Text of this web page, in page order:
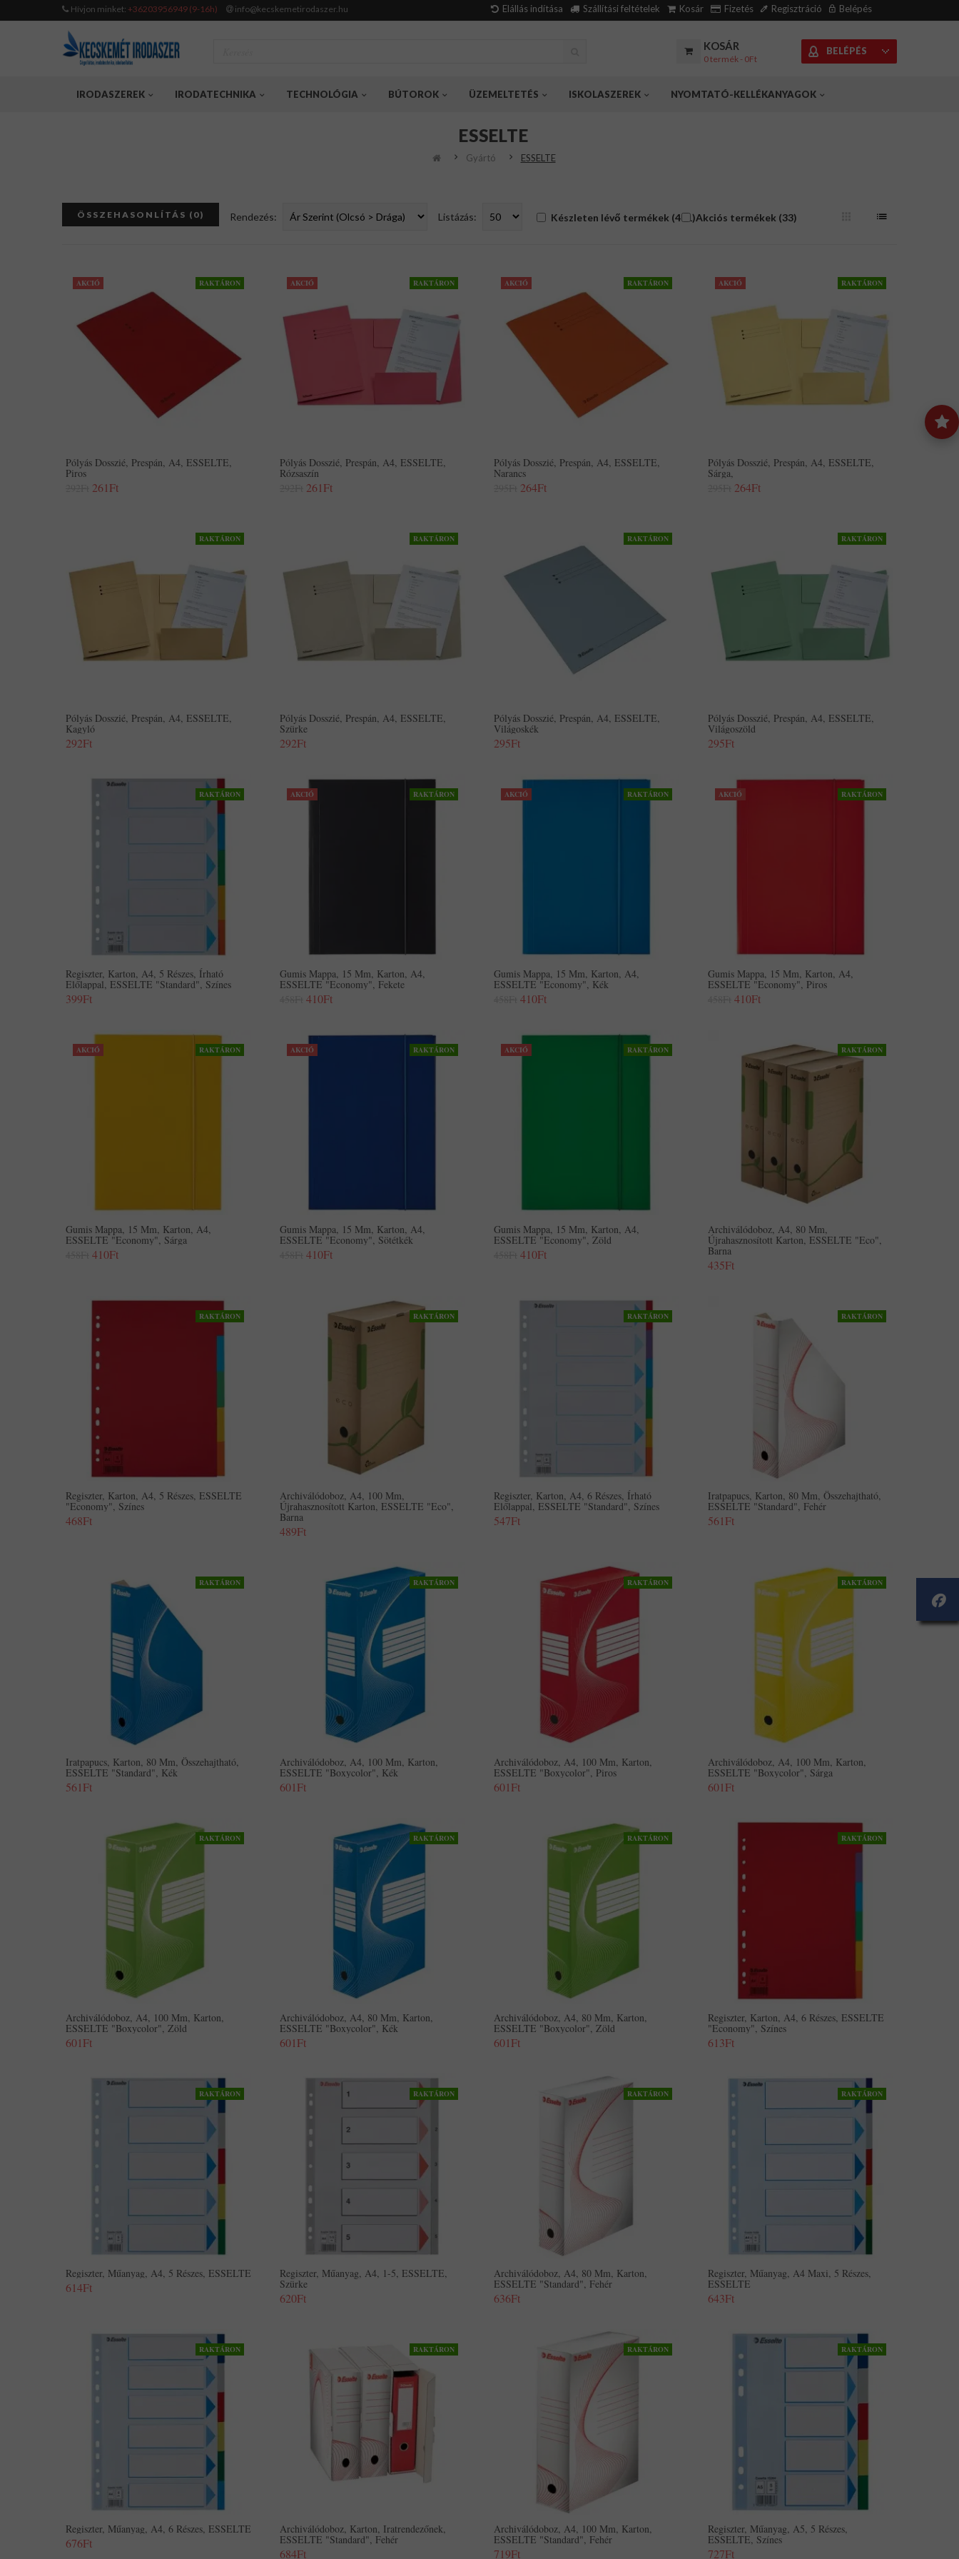
Hívjon minket: +36203956949 (9-16h) info@kecskemetirodaszer.hu Elállás indítása Szállítási feltételek Kosár Fizetés Regisztráció Belépés
KOSÁR
0 termék - 0Ft
BELÉPÉS
IRODASZEREK IRODATECHNIKA TECHNOLÓGIA BÚTOROK ÜZEMELTETÉS ISKOLASZEREK NYOMTATÓ-KELLÉKANYAGOK
ESSELTE
Gyártó ESSELTE
ÖSSZEHASONLÍTÁS (0) Rendezés: Listázás: Készleten lévő termékek (471)Akciós termékek (33)
AKCIÓ RAKTÁRON
Pólyás Dosszié, Prespán, A4, ESSELTE,
Piros
261Ft
AKCIÓ RAKTÁRON
Pólyás Dosszié, Prespán, A4, ESSELTE,
Rózsaszín
261Ft
AKCIÓ RAKTÁRON
Pólyás Dosszié, Prespán, A4, ESSELTE,
Narancs
264Ft
AKCIÓ RAKTÁRON
Pólyás Dosszié, Prespán, A4, ESSELTE,
Sárga,
264Ft
RAKTÁRON
Pólyás Dosszié, Prespán, A4, ESSELTE,
Kagyló
292Ft
RAKTÁRON
Pólyás Dosszié, Prespán, A4, ESSELTE,
Szürke
292Ft
RAKTÁRON
Pólyás Dosszié, Prespán, A4, ESSELTE,
Világoskék
295Ft
RAKTÁRON
Pólyás Dosszié, Prespán, A4, ESSELTE,
Világoszöld
295Ft
RAKTÁRON
Regiszter, Karton, A4, 5 Részes, Írható
Előlappal, ESSELTE "Standard", Színes
399Ft
AKCIÓ RAKTÁRON
Gumis Mappa, 15 Mm, Karton, A4,
ESSELTE "Economy", Fekete
410Ft
AKCIÓ RAKTÁRON
Gumis Mappa, 15 Mm, Karton, A4,
ESSELTE "Economy", Kék
410Ft
AKCIÓ RAKTÁRON
Gumis Mappa, 15 Mm, Karton, A4,
ESSELTE "Economy", Piros
410Ft
AKCIÓ RAKTÁRON
Gumis Mappa, 15 Mm, Karton, A4,
ESSELTE "Economy", Sárga
410Ft
AKCIÓ RAKTÁRON
Gumis Mappa, 15 Mm, Karton, A4,
ESSELTE "Economy", Sötétkék
410Ft
AKCIÓ RAKTÁRON
Gumis Mappa, 15 Mm, Karton, A4,
ESSELTE "Economy", Zöld
410Ft
RAKTÁRON
Archiválódoboz, A4, 80 Mm,
Újrahasznosított Karton, ESSELTE "Eco",
Barna
435Ft
RAKTÁRON
Regiszter, Karton, A4, 5 Részes, ESSELTE
"Economy", Színes
468Ft
RAKTÁRON
Archiválódoboz, A4, 100 Mm,
Újrahasznosított Karton, ESSELTE "Eco",
Barna
489Ft
RAKTÁRON
Regiszter, Karton, A4, 6 Részes, Írható
Előlappal, ESSELTE "Standard", Színes
547Ft
RAKTÁRON
Iratpapucs, Karton, 80 Mm, Összehajtható,
ESSELTE "Standard", Fehér
561Ft
RAKTÁRON
Iratpapucs, Karton, 80 Mm, Összehajtható,
ESSELTE "Standard", Kék
561Ft
RAKTÁRON
Archiválódoboz, A4, 100 Mm, Karton,
ESSELTE "Boxycolor", Kék
601Ft
RAKTÁRON
Archiválódoboz, A4, 100 Mm, Karton,
ESSELTE "Boxycolor", Piros
601Ft
RAKTÁRON
Archiválódoboz, A4, 100 Mm, Karton,
ESSELTE "Boxycolor", Sárga
601Ft
RAKTÁRON
Archiválódoboz, A4, 100 Mm, Karton,
ESSELTE "Boxycolor", Zöld
601Ft
RAKTÁRON
Archiválódoboz, A4, 80 Mm, Karton,
ESSELTE "Boxycolor", Kék
601Ft
RAKTÁRON
Archiválódoboz, A4, 80 Mm, Karton,
ESSELTE "Boxycolor", Zöld
601Ft
RAKTÁRON
Regiszter, Karton, A4, 6 Részes, ESSELTE
"Economy", Színes
613Ft
RAKTÁRON
Regiszter, Műanyag, A4, 5 Részes, ESSELTE
614Ft
RAKTÁRON
Regiszter, Műanyag, A4, 1-5, ESSELTE,
Szürke
620Ft
RAKTÁRON
Archiválódoboz, A4, 80 Mm, Karton,
ESSELTE "Standard", Fehér
636Ft
RAKTÁRON
Regiszter, Műanyag, A4 Maxi, 5 Részes,
ESSELTE
643Ft
RAKTÁRON
Regiszter, Műanyag, A4, 6 Részes, ESSELTE
676Ft
RAKTÁRON
Archiválódoboz, Karton, Iratrendezőnek,
ESSELTE "Standard", Fehér
684Ft
RAKTÁRON
Archiválódoboz, A4, 100 Mm, Karton,
ESSELTE "Standard", Fehér
719Ft
RAKTÁRON
Regiszter, Műanyag, A5, 5 Részes,
ESSELTE, Színes
727Ft